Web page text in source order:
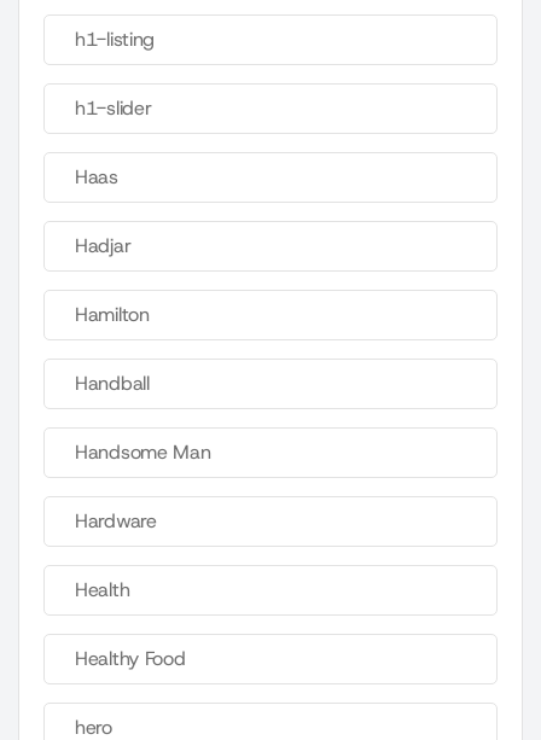
h1-listing
h1-slider
Haas
Hadjar
Hamilton
Handball
Handsome Man
Hardware
Health
Healthy Food
hero